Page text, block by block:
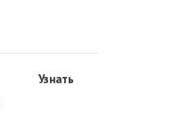
Узнать